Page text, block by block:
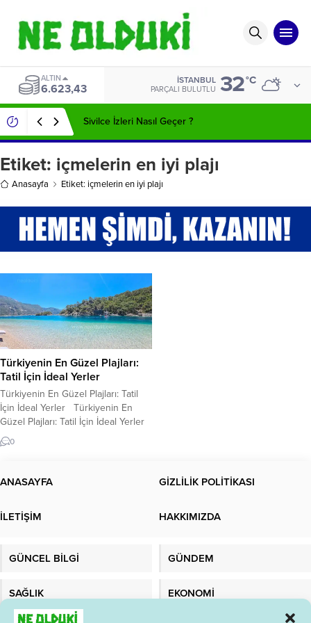
ALTIN
6.623,43
İSTANBUL
PARÇALI BULUTLU 32°C
Sivilce İzleri Nasıl Geçer ?
Etiket: içmelerin en iyi plajı
Anasayfa Etiket: içmelerin en iyi plajı
Türkiyenin En Güzel Plajları:
Tatil İçin İdeal Yerler
Türkiyenin En Güzel Plajları: Tatil
İçin İdeal Yerler Türkiyenin En
Güzel Plajları: Tatil İçin İdeal Yerler
Nerelerdir ? En iyi plaj neresidir ?
Türkiye, deniz ve güneş tatili için
bölgesinde, eşsiz güzellikte plajlar
hakkında bilgi vereceğiz. 1....
0
ANASAYFA GİZLİLİK POLİTİKASI
İLETİŞİM HAKKIMIZDA
GÜNCEL BİLGİ GÜNDEM
SAĞLIK EKONOMİ